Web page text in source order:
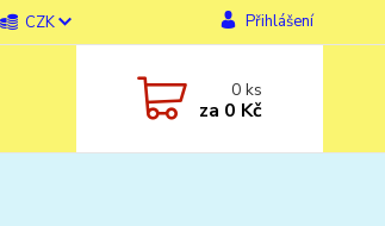
CZK Přihlášení
0ks
za 0 Kč